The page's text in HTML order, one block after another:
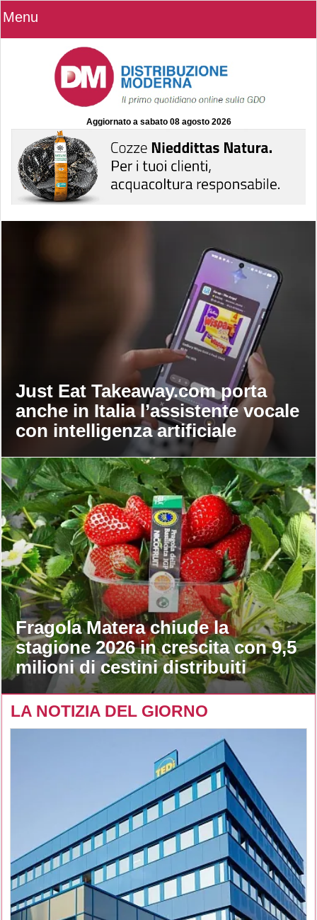
Menu
Aggiornato a sabato 08 agosto 2026
Just Eat Takeaway.com porta
anche in Italia l’assistente vocale
con intelligenza artificiale
Fragola Matera chiude la
stagione 2026 in crescita con 9,5
milioni di cestini distribuiti
LA NOTIZIA DEL GIORNO